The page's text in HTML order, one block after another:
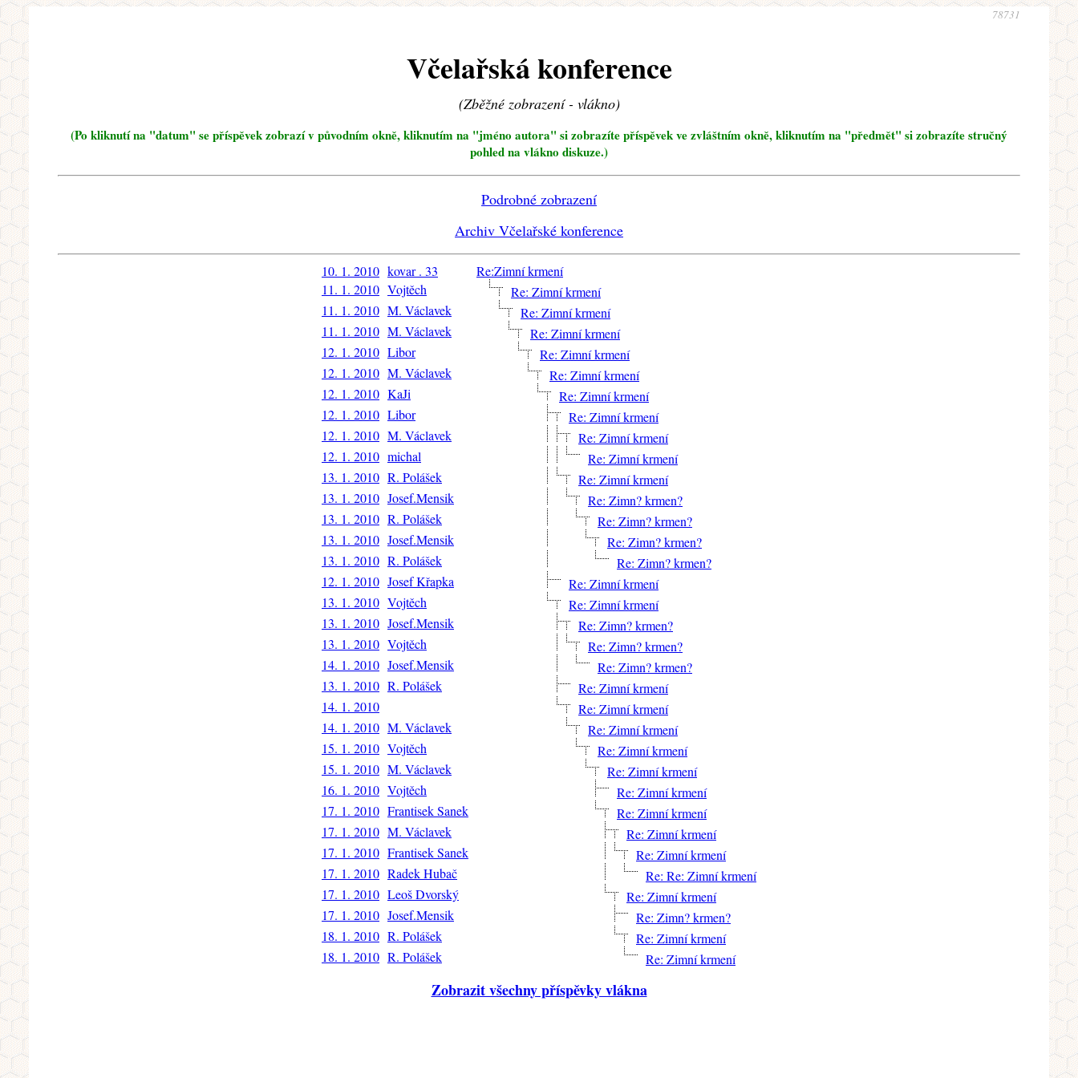
78731
Včelařská konference
(Zběžné zobrazení - vlákno)
(Po kliknutí na "datum" se příspěvek zobrazí v původním okně, kliknutím na "jméno autora" si zobrazíte příspěvek ve zvláštním okně, kliknutím na "předmět" si zobrazíte stručný
pohled na vlákno diskuze.)
Podrobné zobrazení
Archiv Včelařské konference
10. 1. 2010 kovar . 33
Re:Zimní krmení
11. 1. 2010 Vojtěch
Re: Zimní krmení
11. 1. 2010 M. Václavek
Re: Zimní krmení
11. 1. 2010 M. Václavek
Re: Zimní krmení
12. 1. 2010 Libor
Re: Zimní krmení
12. 1. 2010 M. Václavek
Re: Zimní krmení
12. 1. 2010 KaJi
Re: Zimní krmení
12. 1. 2010 Libor
Re: Zimní krmení
12. 1. 2010 M. Václavek
Re: Zimní krmení
12. 1. 2010 michal
Re: Zimní krmení
13. 1. 2010 R. Polášek
Re: Zimní krmení
13. 1. 2010 Josef.Mensik
Re: Zimn? krmen?
13. 1. 2010 R. Polášek
Re: Zimn? krmen?
13. 1. 2010 Josef.Mensik
Re: Zimn? krmen?
13. 1. 2010 R. Polášek
Re: Zimn? krmen?
12. 1. 2010 Josef Křapka
Re: Zimní krmení
13. 1. 2010 Vojtěch
Re: Zimní krmení
13. 1. 2010 Josef.Mensik
Re: Zimn? krmen?
13. 1. 2010 Vojtěch
Re: Zimn? krmen?
14. 1. 2010 Josef.Mensik
Re: Zimn? krmen?
13. 1. 2010 R. Polášek
Re: Zimní krmení
14. 1. 2010
Re: Zimní krmení
14. 1. 2010 M. Václavek
Re: Zimní krmení
15. 1. 2010 Vojtěch
Re: Zimní krmení
15. 1. 2010 M. Václavek
Re: Zimní krmení
16. 1. 2010 Vojtěch
Re: Zimní krmení
17. 1. 2010 Frantisek Sanek
Re: Zimní krmení
17. 1. 2010 M. Václavek
Re: Zimní krmení
17. 1. 2010 Frantisek Sanek
Re: Zimní krmení
17. 1. 2010 Radek Hubač
Re: Re: Zimní krmení
17. 1. 2010 Leoš Dvorský
Re: Zimní krmení
17. 1. 2010 Josef.Mensik
Re: Zimn? krmen?
18. 1. 2010 R. Polášek
Re: Zimní krmení
18. 1. 2010 R. Polášek Re: Zimní krmení
Zobrazit všechny příspěvky vlákna